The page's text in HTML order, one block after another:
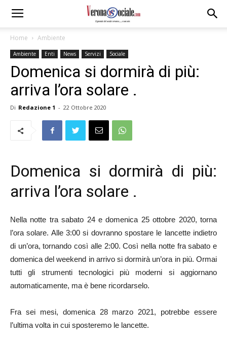
Home Ambiente
Ambiente Enti News Servizi Sociale
Domenica si dormirà di più:
arriva l’ora solare .
Di Redazione 1 - 22 Ottobre 2020
Domenica si dormirà di più:
arriva l’ora solare .
Nella notte tra sabato 24 e domenica 25 ottobre 2020, torna
l’ora solare. Alle 3:00 si dovranno spostare le lancette indietro
di un’ora, tornando così alle 2:00. Così nella notte fra sabato e
domenica del weekend in arrivo si dormirà un’ora in più. Ormai
tutti gli strumenti tecnologici più moderni si aggiornano
automaticamente, ma è bene ricordarselo.
Fra sei mesi, domenica 28 marzo 2021, potrebbe essere
l’ultima volta in cui sposteremo le lancette.